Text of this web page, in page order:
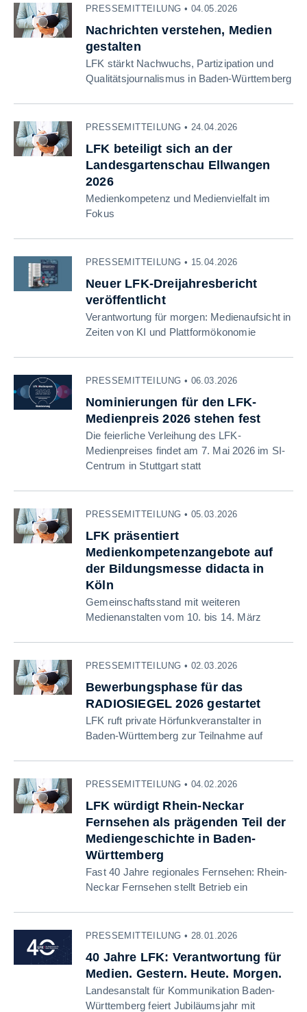
PRESSEMITTEILUNG • 04.05.2026
Nachrichten verstehen, Medien
gestalten
LFK stärkt Nachwuchs, Partizipation und
Qualitätsjournalismus in Baden-Württemberg
PRESSEMITTEILUNG • 24.04.2026
LFK beteiligt sich an der
Landesgartenschau Ellwangen
2026
Medienkompetenz und Medienvielfalt im
Fokus
PRESSEMITTEILUNG • 15.04.2026
Neuer LFK-Dreijahresbericht
veröffentlicht
Verantwortung für morgen: Medienaufsicht in
Zeiten von KI und Plattformökonomie
PRESSEMITTEILUNG • 06.03.2026
Nominierungen für den LFK-
Medienpreis 2026 stehen fest
Die feierliche Verleihung des LFK-
Medienpreises findet am 7. Mai 2026 im SI-
Centrum in Stuttgart statt
PRESSEMITTEILUNG • 05.03.2026
LFK präsentiert
Medienkompetenzangebote auf
der Bildungsmesse didacta in
Köln
Gemeinschaftsstand mit weiteren
Medienanstalten vom 10. bis 14. März
PRESSEMITTEILUNG • 02.03.2026
Bewerbungsphase für das
RADIOSIEGEL 2026 gestartet
LFK ruft private Hörfunkveranstalter in
Baden-Württemberg zur Teilnahme auf
PRESSEMITTEILUNG • 04.02.2026
LFK würdigt Rhein-Neckar
Fernsehen als prägenden Teil der
Mediengeschichte in Baden-
Württemberg
Fast 40 Jahre regionales Fernsehen: Rhein-
Neckar Fernsehen stellt Betrieb ein
PRESSEMITTEILUNG • 28.01.2026
40 Jahre LFK: Verantwortung für
Medien. Gestern. Heute. Morgen.
Landesanstalt für Kommunikation Baden-
Württemberg feiert Jubiläumsjahr mit